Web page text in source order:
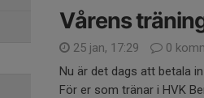
Vårens
25 jan, 17:29
0
Nu är det dags att betala
För er som tränar i HVK